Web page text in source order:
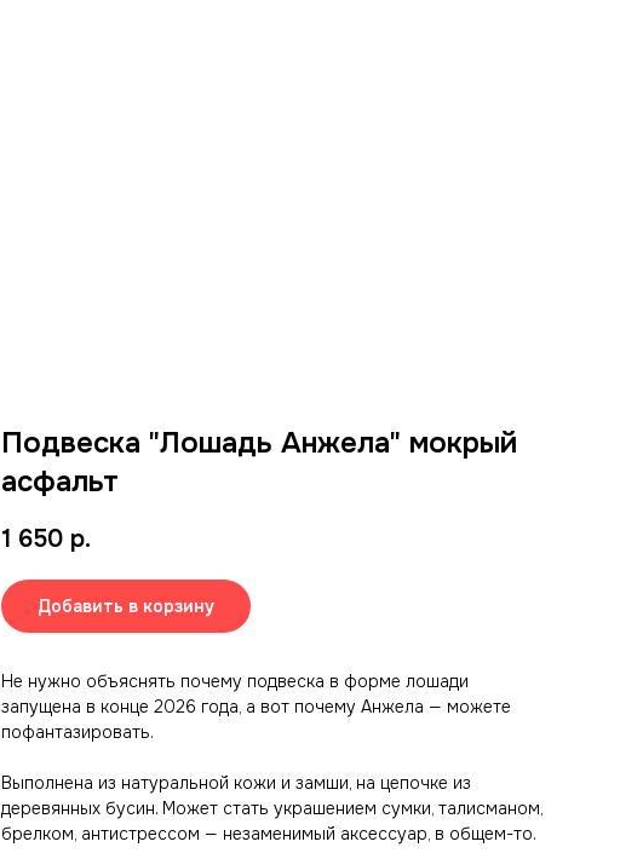
Подвеска "Лошадь Анжела" мокрый
асфальт
1 650 р.
Добавить в корзину
Не нужно объяснять почему подвеска в форме лошади
запущена в конце 2026 года, а вот почему Анжела — можете
пофантазировать.
Выполнена из натуральной кожи и замши, на цепочке из
деревянных бусин. Может стать украшением сумки, талисманом,
брелком, антистрессом — незаменимый аксессуар, в общем-то.